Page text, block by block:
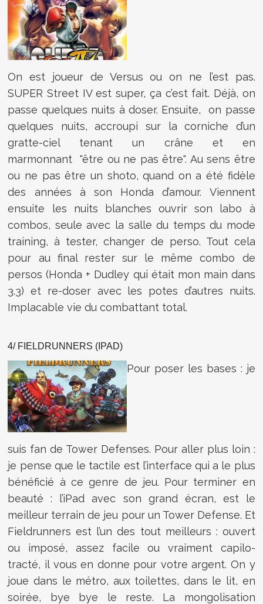
On est joueur de Versus ou on ne l’est pas.
SUPER Street IV est super, ça c’est fait. Déjà, on
passe quelques nuits à doser. Ensuite, on passe
quelques nuits, accroupi sur la corniche d’un
gratte-ciel tenant un crâne et en
marmonnant "être ou ne pas être". Au sens être
ou ne pas être un shoto, quand on a été fidèle
des années à son Honda d’amour. Viennent
ensuite les nuits blanches ouvrir son labo à
combos, seule avec la salle du temps du mode
training, à tester, changer de perso. Tout cela
pour au final rester sur le même combo de
persos (Honda + Dudley qui était mon main dans
3.3) et re-doser avec les potes d’autres nuits.
Implacable vie du combattant total.
4/ FIELDRUNNERS (IPAD)
Pour poser les bases : je
suis fan de Tower Defenses. Pour aller plus loin :
je pense que le tactile est l’interface qui a le plus
bénéficié à ce genre de jeu. Pour terminer en
beauté : l’iPad avec son grand écran, est le
meilleur terrain de jeu pour un Tower Defense. Et
Fieldrunners est l’un des tout meilleurs : ouvert
ou imposé, assez facile ou vraiment capilo-
tracté, il vous en donne pour votre argent. On y
joue dans le métro, aux toilettes, dans le lit, en
soirée, bye bye le reste. La mongolisation